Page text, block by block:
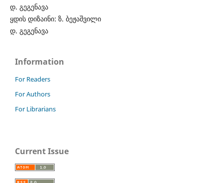
დ. გეგენავა
ყდის დიზაინი: ზ. ბეჟაშვილი
დ. გეგენავა
Information
For Readers
For Authors
For Librarians
Current Issue